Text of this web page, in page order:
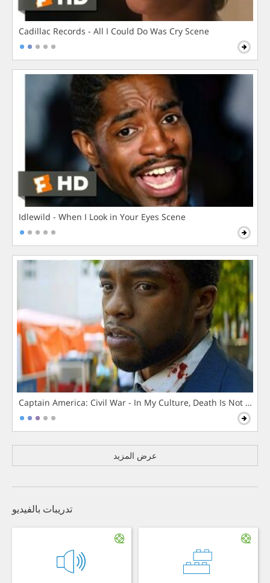
Cadillac Records - All I Could Do Was Cry Scene
Idlewild - When I Look in Your Eyes Scene
Captain America: Civil War - In My Culture, Death Is Not The
عرض المزيد
تدريبات بالفيديو